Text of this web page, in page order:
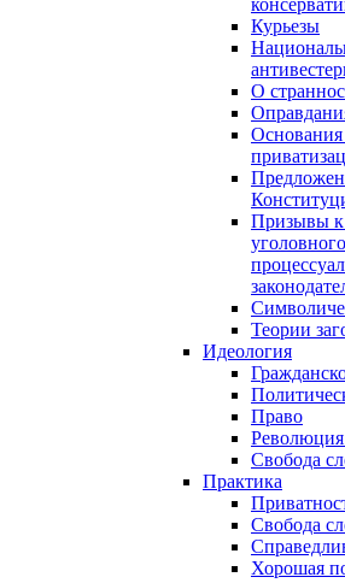
Курьезы
О
Основания
Призывы
Теории
Идеология
Право
Свобода
Практика
Свобода
Хорошая